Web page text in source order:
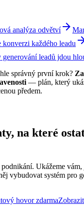
analýza odvětvíarrow_forward
konverzi každého leadu
leadů jdou
správný první krok?
— plán, který
předem.
na které
podnikání. Ukážeme
vybudovat systém pro
hovor zdarma